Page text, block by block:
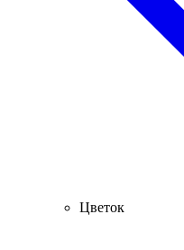
Цветок